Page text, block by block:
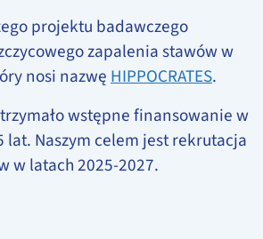
projektu badawczego
zapalenia stawów w
nosi nazwęHIPPOCRATES.
wstępne finansowanie w
lat. Naszym celem jest rekrutacja
w latach 2025-2027.